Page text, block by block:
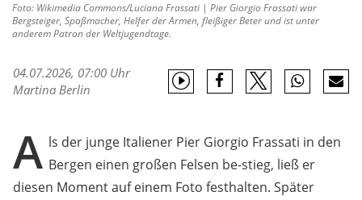
Foto: Wikimedia Commons/Luciana Frassati | Pier Giorgio Frassati war
Bergsteiger, Spaßmacher, Helfer der Armen, fleißiger Beter und ist unter
anderem Patron der Weltjugendtage.
04.07.2026, 07:00 Uhr
Martina Berlin
A ls der junge Italiener Pier Giorgio Frassati in den
Bergen einen großen Felsen be-stieg, ließ er
diesen Moment auf einem Foto festhalten. Später